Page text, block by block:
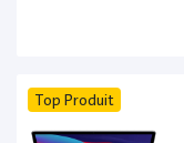
Top Produit